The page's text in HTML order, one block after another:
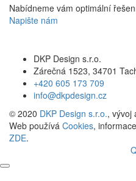
Nabídneme vám optimální
Napište nám
DKP Design s.r.o.
Zárečná 1523, 34701
+420 605 173 709
info@dkpdesign.cz
© 2020 DKP Design s.r.o., vývoj
Web používá Cookies,
ZDE.